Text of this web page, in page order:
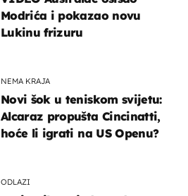
Modrića i pokazao novu
Lukinu frizuru
NEMA KRAJA
Novi šok u teniskom svijetu:
Alcaraz propušta Cincinatti,
hoće li igrati na US Openu?
ODLAZI